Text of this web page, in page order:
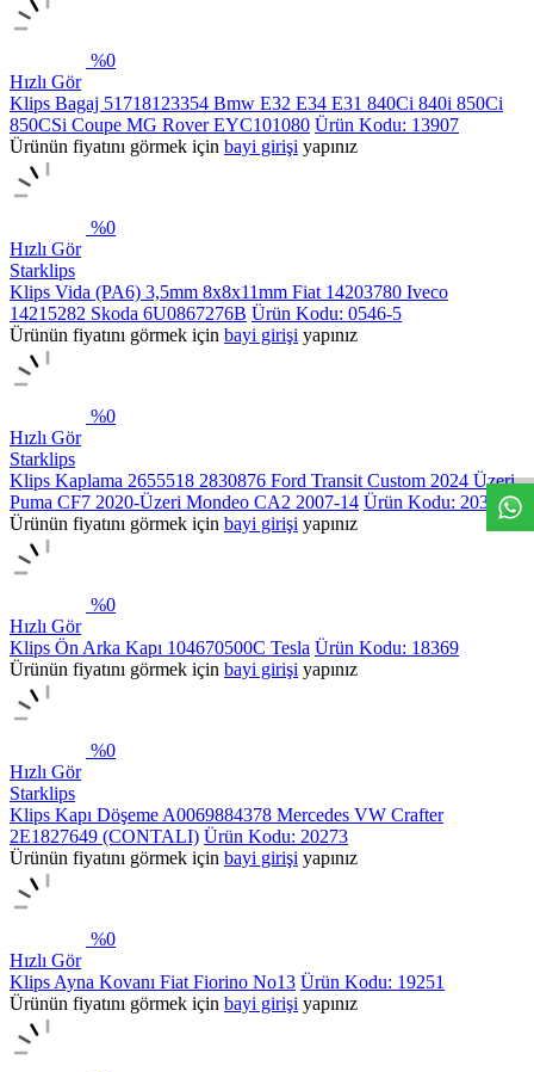
%0
Hızlı Gör
Klips Bagaj 51718123354 Bmw E32 E34 E31 840Ci 840i 850Ci
850CSi Coupe MG Rover EYC101080 Ürün Kodu: 13907
Ürünün fiyatını görmek için bayi girişi yapınız
%0
Hızlı Gör
Starklips
Klips Vida (PA6) 3,5mm 8x8x11mm Fiat 14203780 Iveco
14215282 Skoda 6U0867276B Ürün Kodu: 0546-5
Ürünün fiyatını görmek için bayi girişi yapınız
%0
Hızlı Gör
Starklips
Klips Kaplama 2655518 2830876 Ford Transit Custom 2024 Üzeri
Puma CF7 2020-Üzeri Mondeo CA2 2007-14 Ürün Kodu: 20322
Ürünün fiyatını görmek için bayi girişi yapınız
%0
Hızlı Gör
Klips Ön Arka Kapı 104670500C Tesla Ürün Kodu: 18369
Ürünün fiyatını görmek için bayi girişi yapınız
%0
Hızlı Gör
Starklips
Klips Kapı Döşeme A0069884378 Mercedes VW Crafter
2E1827649 (CONTALI) Ürün Kodu: 20273
Ürünün fiyatını görmek için bayi girişi yapınız
%0
Hızlı Gör
Klips Ayna Kovanı Fiat Fiorino No13 Ürün Kodu: 19251
Ürünün fiyatını görmek için bayi girişi yapınız